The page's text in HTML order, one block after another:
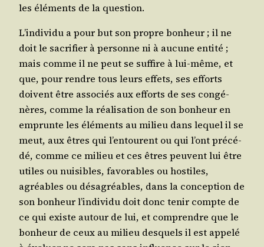
les élé­ments de la question.
L’in­di­vi­du a pour but son propre bon­heur ; il ne
doit le sacri­fier à per­sonne ni à aucune enti­té ;
mais comme il ne peut se suf­fire à lui-même, et
que, pour rendre tous leurs effets, ses efforts
doivent être asso­ciés aux efforts de ses congé­
nères, comme la réa­li­sa­tion de son bon­heur en
emprunte les élé­ments au milieu dans lequel il se
meut, aux êtres qui l’en­tourent ou qui l’ont pré­cé­
dé, comme ce milieu et ces êtres peuvent lui être
utiles ou nui­sibles, favo­rables ou hos­tiles,
agréables ou désa­gréables, dans la concep­tion de
son bon­heur l’in­di­vi­du doit donc tenir compte de
ce qui existe autour de lui, et com­prendre que le
bon­heur de ceux au milieu des­quels il est appe­lé